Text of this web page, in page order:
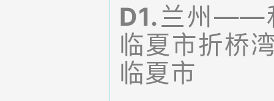
D1.兰州——
临夏市折桥
临夏市